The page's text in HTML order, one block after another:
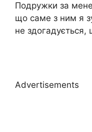
Подружки за
що саме з ним я
не здогадується,
Advertisements